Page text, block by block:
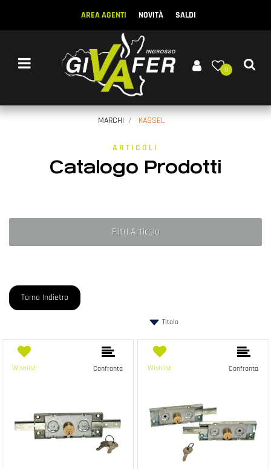
AREA AGENTI NOVITÀ SALDI
Open menu
0
MARCHI KASSEL
ARTICOLI
Catalogo Prodotti
Filtri Articolo
Torna Indietro
Wishlist Confronta Wishlist Confronta